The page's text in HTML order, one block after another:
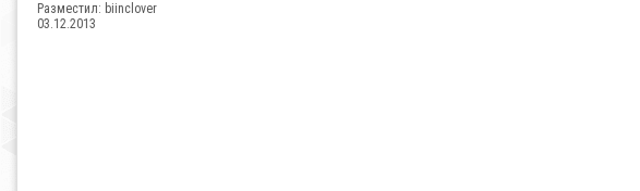
Разместил: biinclover
03.12.2013